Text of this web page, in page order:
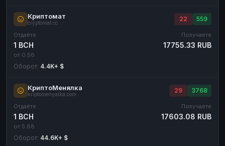
Криптомат
cryptomat.cc
22 559
Отдаёте
1 BCH
от 0.56
Получаете
17755.33 RUB
Оборот: 4.4K+ $
КриптоМенялка
kriptomenyalka.com
29 3768
Отдаёте
1 BCH
от 5.68
Получаете
17603.08 RUB
Оборот: 44.6K+ $